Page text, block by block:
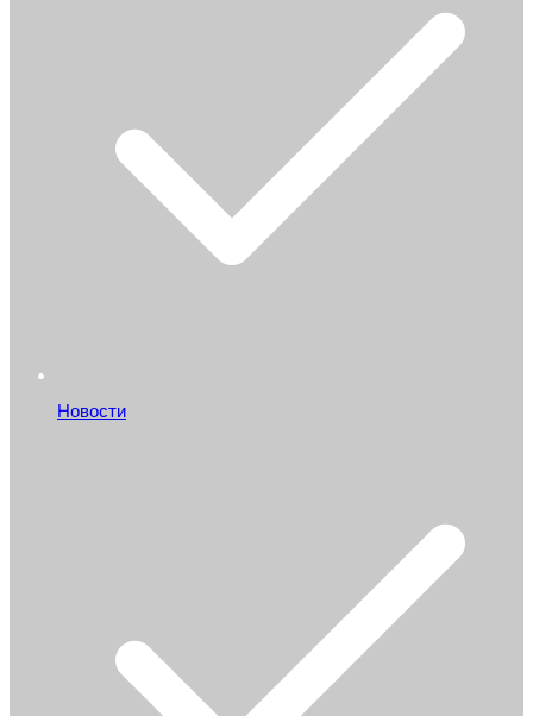
Новости